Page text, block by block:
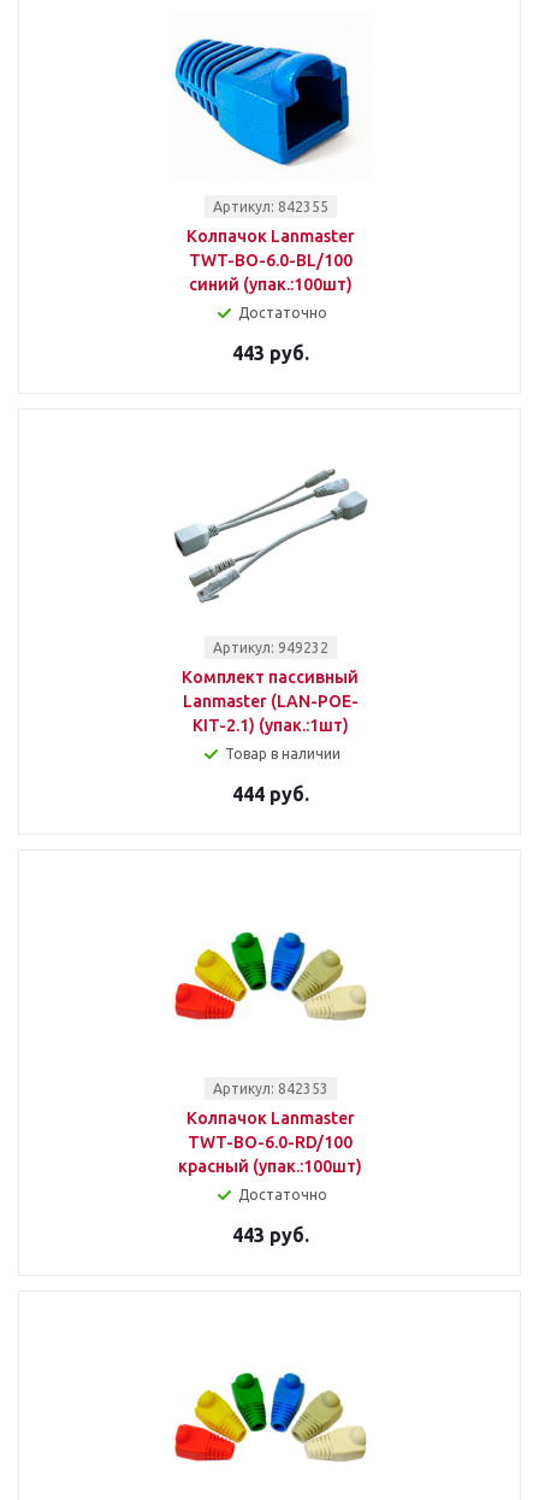
Артикул: 842355
Колпачок Lanmaster
TWT-BO-6.0-BL/100
синий (упак.:100шт)
Достаточно
443 руб.
Артикул: 949232
Комплект пассивный
Lanmaster (LAN-POE-
KIT-2.1) (упак.:1шт)
Товар в наличии
444 руб.
Артикул: 842353
Колпачок Lanmaster
TWT-BO-6.0-RD/100
красный (упак.:100шт)
Достаточно
443 руб.